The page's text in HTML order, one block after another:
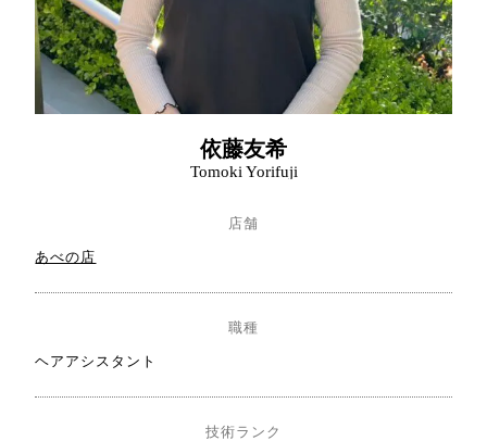
依藤友希
Tomoki Yorifuji
店舗
あべの店
職種
ヘアアシスタント
技術ランク